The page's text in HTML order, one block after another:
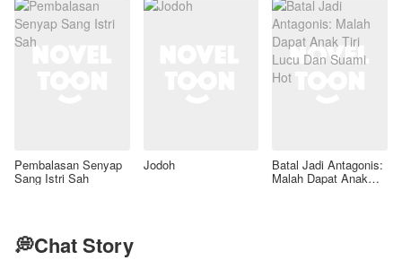
Pembalasan Senyap
Sang Istri Sah
Jodoh Batal Jadi Antagonis:
Malah Dapat Anak
💭Chat Story